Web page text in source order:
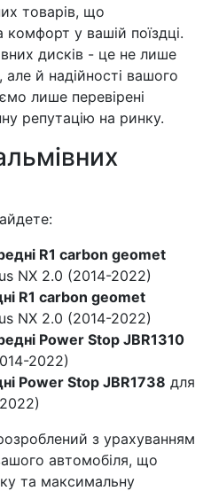
товарів, що
у вашій поїздці.
дисків - це не лише
й надійності вашого
лише перевірені
репутацію на ринку.
R1 carbon geomet
NX 2.0 (2014-2022)
R1 carbon geomet
NX 2.0 (2014-2022)
Power Stop JBR1310
2022)
Power Stop JBR1738 для
з урахуванням
автомобіля, що
та максимальну